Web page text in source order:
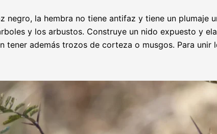
la hembra no tiene antifaz y tiene un plumaje
y los arbustos. Construye un nido expuesto y
además trozos de corteza o musgos. Para unir